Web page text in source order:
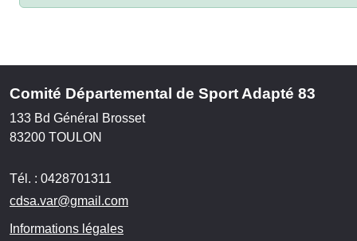
Comité Départemental de Sport Adapté 83
133 Bd Général Brosset
83200 TOULON
Tél. : 0428701311
cdsa.var@gmail.com
Informations légales